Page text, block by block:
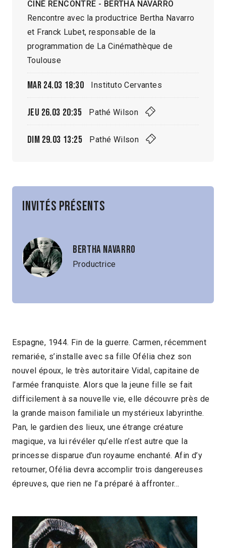
Espagne, 1944. Fin de la guerre. Carmen, récemment
remariée, s’installe avec sa fille Ofélia chez son
nouvel époux, le très autoritaire Vidal, capitaine de
l’armée franquiste. Alors que la jeune fille se fait
difficilement à sa nouvelle vie, elle découvre près de
la grande maison familiale un mystérieux labyrinthe.
Pan, le gardien des lieux, une étrange créature
magique, va lui révéler qu’elle n’est autre que la
princesse disparue d’un royaume enchanté. Afin d’y
retourner, Ofélia devra accomplir trois dangereuses
épreuves, que rien ne l’a préparé à affronter…
CINÉ RENCONTRE - BERTHA NAVARRO
Rencontre avec la productrice Bertha Navarro
et Franck Lubet, responsable de la
programmation de La Cinémathèque de
Toulouse
Mar 24.03 18:30 Instituto Cervantes
Jeu 26.03 20:35 Pathé Wilson
Dim 29.03 13:25 Pathé Wilson
Invités présents
Bertha Navarro
Productrice